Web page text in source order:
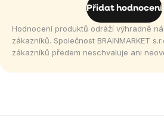
Přidat hodnocení
Hodnocení produktů odráží výhradně
zákazníků. Společnost BRAINMARKET
zákazníků předem neschvaluje ani